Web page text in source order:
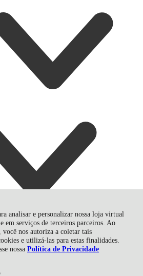
analisar e personalizar nossa loja virtual
em serviços de terceiros parceiros. Ao
nos autoriza a coletar tais
e utilizá-las para estas finalidades.
nossa Política de Privacidade
Brasil
Rua Vereador Manoel Serafim Silvano
Alto - 88904-160 - Araranguá - SC